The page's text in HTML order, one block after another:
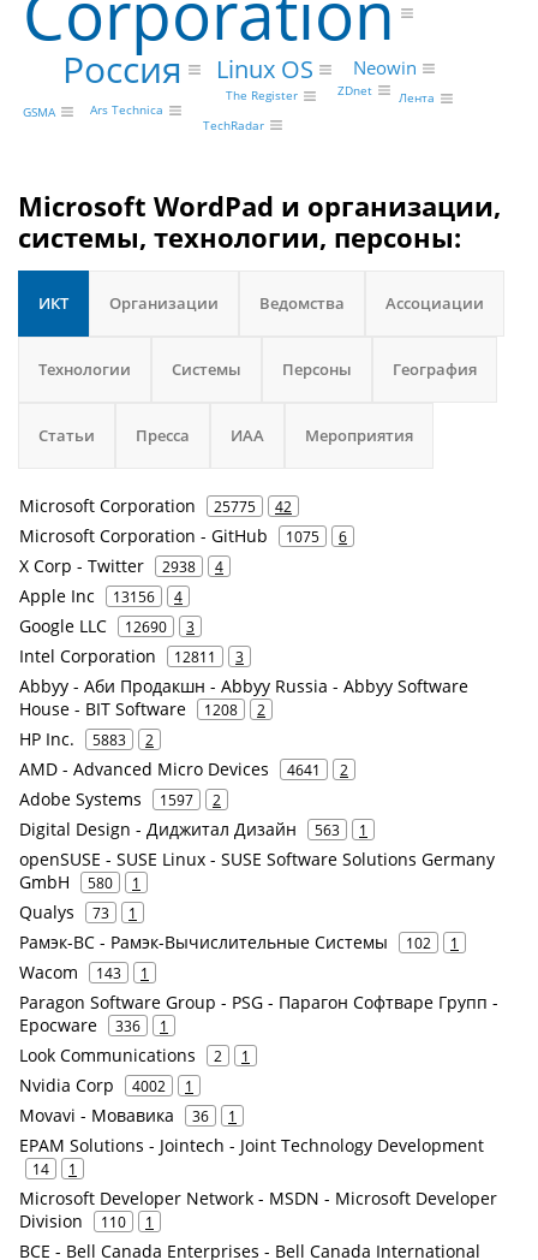
Россия Linux OS Neowin
ZDnet
The Register
Лента
GSMA
Ars Technica
TechRadar
Microsoft WordPad и организации,
системы, технологии, персоны:
ИКТ Организации Ведомства Ассоциации
Технологии Системы Персоны География
Статьи Пресса ИАА Мероприятия
Microsoft Corporation 25775 42
Microsoft Corporation - GitHub 1075 6
X Corp - Twitter 2938 4
Apple Inc 13156 4
Google LLC 12690 3
Intel Corporation 12811 3
Abbyy - Аби Продакшн - Abbyy Russia - Abbyy Software
House - BIT Software
1208 2
HP Inc. 5883 2
AMD - Advanced Micro Devices 4641 2
Adobe Systems 1597 2
Digital Design - Диджитал Дизайн 563 1
openSUSE - SUSE Linux - SUSE Software Solutions Germany
GmbH
580 1
Qualys 73 1
Рамэк-ВС - Рамэк-Вычислительные Системы 102 1
Wacom 143 1
Paragon Software Group - PSG - Парагон Софтваре Групп -
Epocware
336 1
Look Communications 2 1
Nvidia Corp 4002 1
Movavi - Мовавика 36 1
EPAM Solutions - Jointech - Joint Technology Development
14 1
Microsoft Developer Network - MSDN - Microsoft Developer
Division
110 1
BCE - Bell Canada Enterprises - Bell Canada International